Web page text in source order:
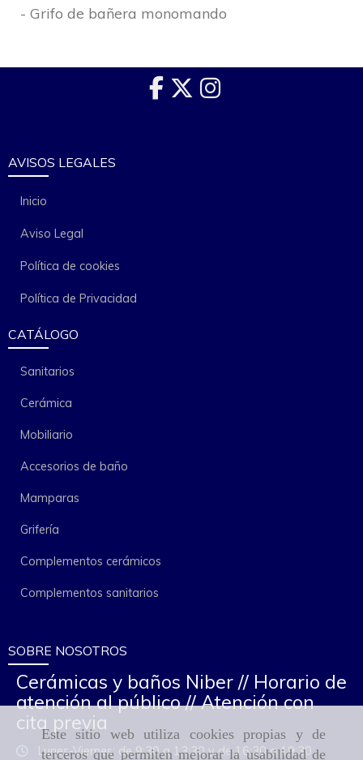
Este sitio web utiliza cookies propias y de
terceros que permiten mejorar la usabilidad de
- Grifo de bañera monomando
AVISOS LEGALES
Inicio
Aviso Legal
Política de cookies
Política de Privacidad
CATÁLOGO
Sanitarios
Cerámica
Mobiliario
Accesorios de baño
Mamparas
Grifería
Complementos cerámicos
Complementos sanitarios
SOBRE NOSOTROS
Cerámicas y baños Niber // Horario de
atención al público // Atención con
cita previa
Lunes-Viernes: de 9:30 a 13:30 y de 16:30 a 19:30